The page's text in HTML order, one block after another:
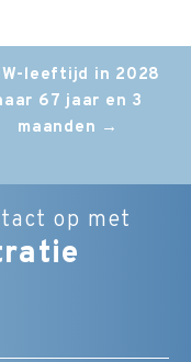
leeftijd in 2028
67 jaar en 3
maanden →
op met